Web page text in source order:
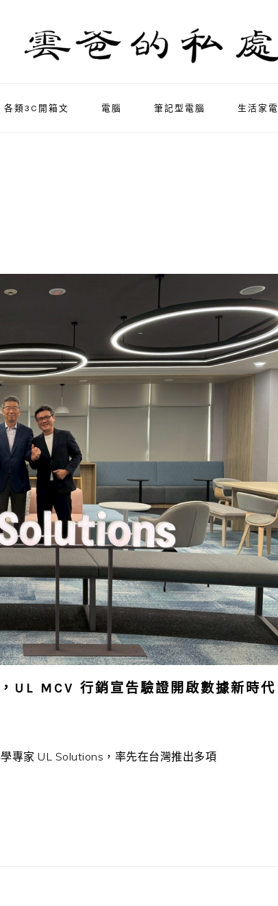
各類3C開箱文 電腦 筆記型電腦 生活家電
UL MCV 行銷宣告驗證開啟數據新時代
專家 UL Solutions，率先在台灣推出多項